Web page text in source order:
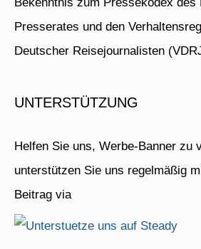
Presserates und den
Deutscher Reisejournalisten
UNTERSTÜTZUNG
Helfen Sie uns, Werbe-Banner zu
unterstützen Sie uns regelmäßig
Beitrag via